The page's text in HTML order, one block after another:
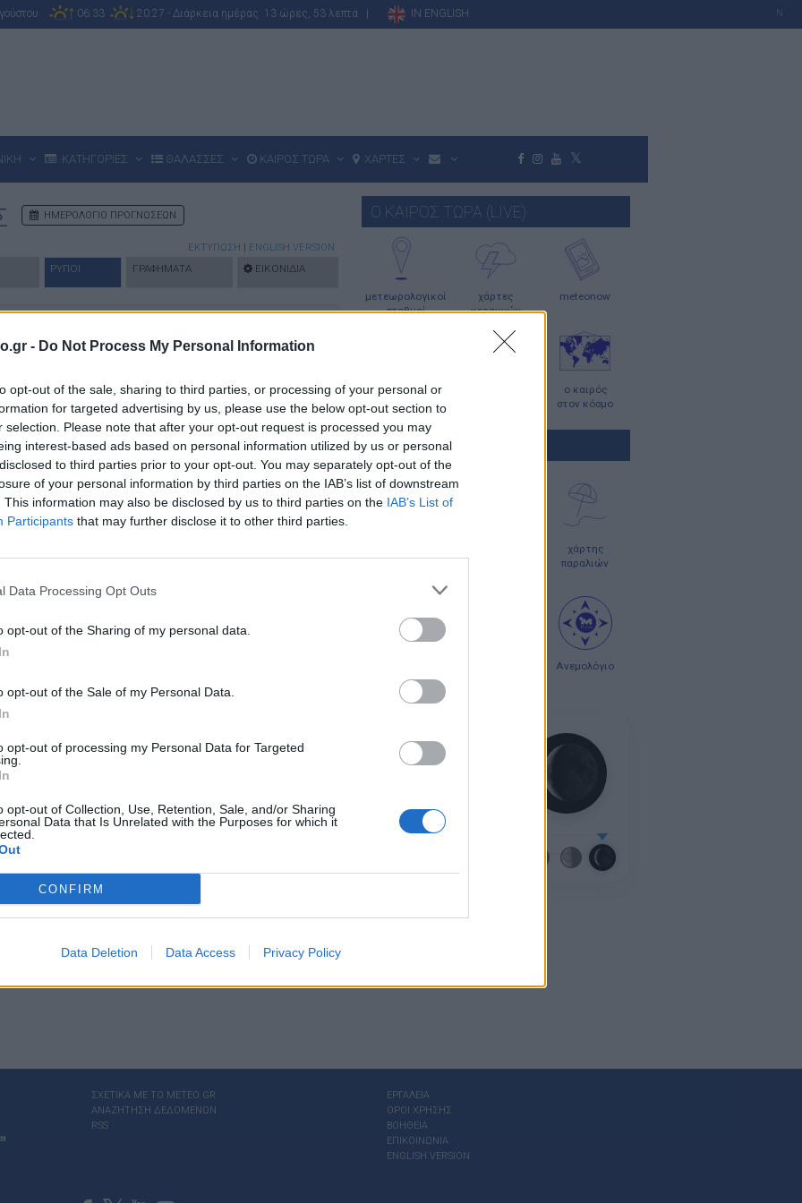
- Do Not Process My Personal Information
opt-out of the sale, sharing to third parties, or processing of your personal or
for targeted advertising by us, please use the below opt-out section to
selection. Please note that after your opt-out request is processed you may
interest-based ads based on personal information utilized by us or personal
to third parties prior to your opt-out. You may separately opt-out of the
of your personal information by third parties on the IAB’s list of downstream
This information may also be disclosed by us to third parties on the IAB’s List of
Participants that may further disclose it to other third parties.
Data Processing Opt Outs
opt-out of the Sharing of my personal data.
opt-out of the Sale of my Personal Data.
opt-out of processing my Personal Data for Targeted
opt-out of Collection, Use, Retention, Sale, and/or Sharing
Data that Is Unrelated with the Purposes for which it
CONFIRM
Data Deletion Data Access Privacy Policy
06:33 20:27 - Διάρκεια ημέρας: 13 ώρες, 53 λεπτά | IN ENGLISH N
ΚΑΤΗΓΟΡΙΕΣ ΘΑΛΑΣΣΕΣ ΚΑΙΡΟΣ ΤΩΡΑ ΧΑΡΤΕΣ
ΗΜΕΡΟΛΟΓΙΟ ΠΡΟΓΝΩΣΕΩΝ
ΕΚΤΥΠΩΣΗ | ENGLISH VERSION
ΡΥΠΟΙ ΓΡΑΦΗΜΑΤΑ ΕΙΚΟΝΙΔΙΑ
και υπολογίζεται με βάση τις συγκεντρώσεις των
από το σύστημα μοντέλωνWRF/CAMx(μετεωρολογικό
τις ομάδες ΜΕΤΕΟκαιUESG.
GREGAA, η οποία έχει αναπτυχθεί στοΕθνικό
ως στοιχείο εισόδου για τη λειτουργία του μοντέλου
συμπεριλαμβάνονται οι συγκεντρώσεις από μεταφορά
Ίδρυμα Έρευνας και Καινοτομίας (ΕΛΙΔΕΚ) και από τη
(ΓΓΕΚ), με αρ. Σύμβασης Έργου 409.
Πράξης με τίτλο «ΘΕΣΠΙΑ ΙΙ: ΘΕμελίωση Συνεργιστικών και
παρακολούθησης, διαχείρισης και πρόγνωσης
και κωδικό MIS 5002517.
Ο ΚΑΙΡΟΣ ΤΩΡΑ (LIVE)
μετεωρολογικοί
σταθμοί
χάρτες
κεραυνών
meteonow
κάμερες
ο καιρός
στον κόσμο
ΧΑΡΤΕΣ ΠΡΟΓΝΩΣΗΣ
χάρτης
παραλιών
Ανεμολόγιο
Φάση: Παλαιός Μηνίσκος
Επόμενη Πανσέληνος:
Αστρονομικό ημερολόγιο
ΣΧΕΤΙΚΑ ΜΕ ΤΟ ΜΕΤΕΟ.GR
ΑΝΑΖΗΤΗΣΗ ΔΕΔΟΜΕΝΩΝ
RSS
ΕΡΓΑΛΕΙΑ
ΟΡΟΙ ΧΡΗΣΗΣ
ΒΟΗΘΕΙΑ
ΕΠΙΚΟΙΝΩΝΙΑ
ENGLISH VERSION